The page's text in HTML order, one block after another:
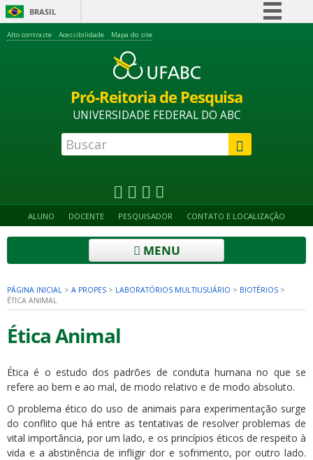
BRASIL
Acesso à informação
Alto contraste Acessibilidade Mapa do site
Pró-Reitoria de Pesquisa
UNIVERSIDADE FEDERAL DO ABC
ALUNO DOCENTE PESQUISADOR CONTATO E LOCALIZAÇÃO
MENU
PÁGINA INICIAL > A PROPES > LABORATÓRIOS MULTIUSUÁRIO > BIOTÉRIOS >
ÉTICA ANIMAL
Ética Animal
Ética é o estudo dos padrões de conduta humana no que se
refere ao bem e ao mal, de modo relativo e de modo absoluto.
O problema ético do uso de animais para experimentação surge
do conflito que há entre as tentativas de resolver problemas de
vital importância, por um lado, e os princípios éticos de respeito à
vida e a abstinência de infligir dor e sofrimento, por outro lado.